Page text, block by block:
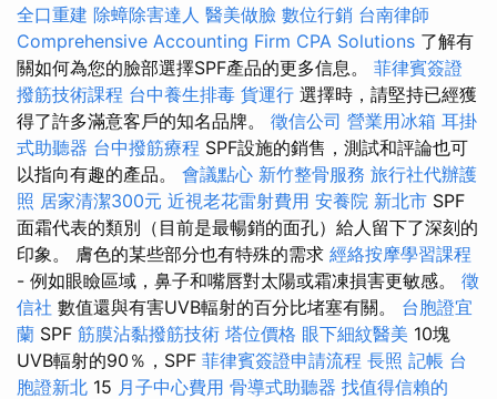
全口重建 除蟑除害達人 醫美做臉 數位行銷 台南律師
Comprehensive Accounting Firm CPA Solutions 了解有
關如何為您的臉部選擇SPF產品的更多信息。 菲律賓簽證
撥筋技術課程 台中養生排毒 貨運行 選擇時，請堅持已經獲
得了許多滿意客戶的知名品牌。 徵信公司 營業用冰箱 耳掛
式助聽器 台中撥筋療程 SPF設施的銷售，測試和評論也可
以指向有趣的產品。 會議點心 新竹整骨服務 旅行社代辦護
照 居家清潔300元 近視老花雷射費用 安養院 新北市 SPF
面霜代表的類別（目前是最暢銷的面孔）給人留下了深刻的
印象。 膚色的某些部分也有特殊的需求 經絡按摩學習課程
- 例如眼瞼區域，鼻子和嘴唇對太陽或霜凍損害更敏感。 徵
信社 數值還與有害UVB輻射的百分比堵塞有關。 台胞證宜
蘭 SPF 筋膜沾黏撥筋技術 塔位價格 眼下細紋醫美 10塊
UVB輻射的90％，SPF 菲律賓簽證申請流程 長照 記帳 台
胞證新北 15 月子中心費用 骨導式助聽器 找值得信賴的